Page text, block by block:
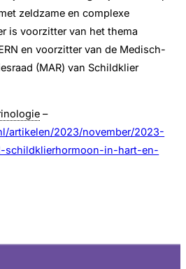
zeldzame en complexe
is voorzitter van het thema
en voorzitter van de Medisch-
(MAR) van Schildklier
–
artikelen/2023/november/2023-
schildklierhormoon-in-hart-en-